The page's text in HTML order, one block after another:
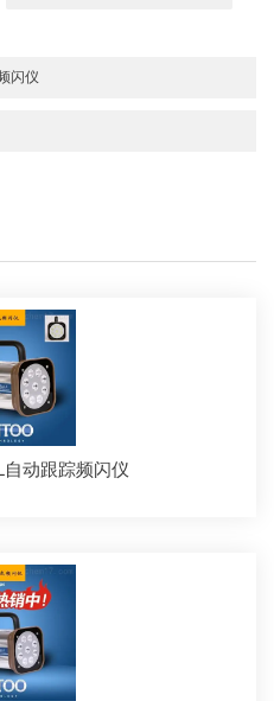
闪仪
自动跟踪频闪仪